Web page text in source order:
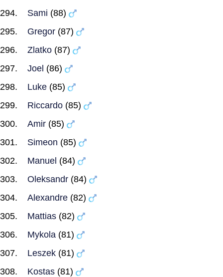
Sami (88)
Gregor (87)
Zlatko (87)
Joel (86)
Luke (85)
Riccardo (85)
Amir (85)
Simeon (85)
Manuel (84)
Oleksandr (84)
Alexandre (82)
Mattias (82)
Mykola (81)
Leszek (81)
Kostas (81)